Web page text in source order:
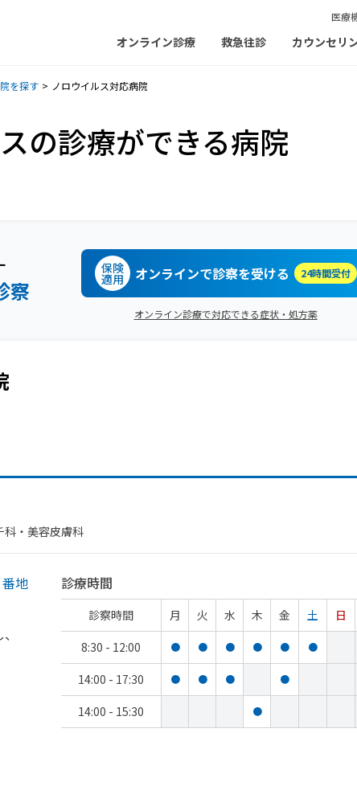
医療
オンライン診療 救急往診 カウンセリ
を探す ノロウイルス対応病院
の診療ができる病院
察
保険
適用 オンラインで診察を受ける 24時間受付
オンライン診療で対応できる症状・処方薬
科・​美容皮膚科
地
診療時間
診察時間 月 火 水 木 金 土
日
8:30 - 12:00
● ● ● ● ● ●
14:00 - 17:30 ● ● ● ●
14:00 - 15:30 ●